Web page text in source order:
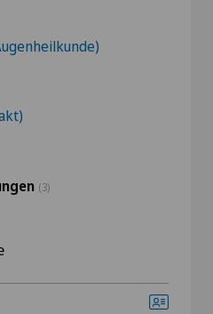
(3)